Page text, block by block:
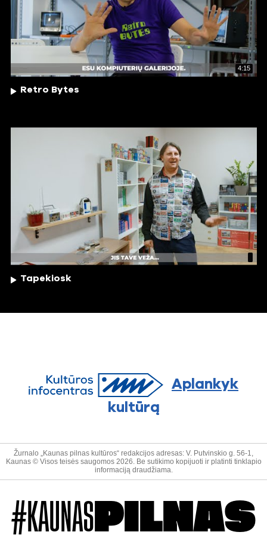
4:15
Retro Bytes
Tapekiosk
Aplankyk
kultūrą
Žurnalo „Kaunas pilnas kultūros“ redakcijos adresas: V. Putvinskio g. 56-1,
Kaunas © Visos teisės saugomos 2026. Be sutikimo kopijuoti ir platinti tinklapio
informaciją draudžiama.
#KAUNAS PILNAS